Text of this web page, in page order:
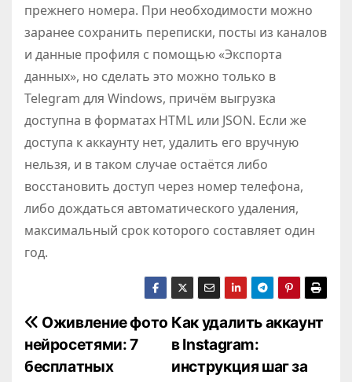
прежнего номера. При необходимости можно
заранее сохранить переписки, посты из каналов
и данные профиля с помощью «Экспорта
данных», но сделать это можно только в
Telegram для Windows, причём выгрузка
доступна в форматах HTML или JSON. Если же
доступа к аккаунту нет, удалить его вручную
нельзя, и в таком случае остаётся либо
восстановить доступ через номер телефона,
либо дождаться автоматического удаления,
максимальный срок которого составляет один
год.
Н
а
Как удалить аккаунт
в Instagram:
инструкция шаг за
Оживление фото
нейросетями: 7
бесплатных